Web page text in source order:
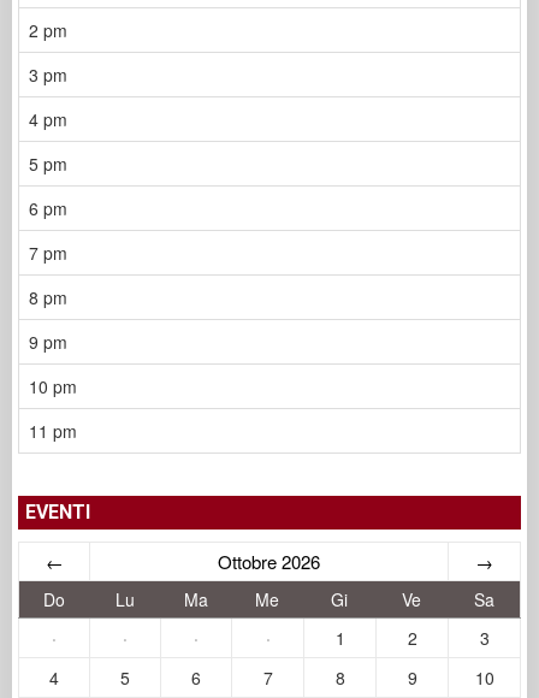
2 pm
3 pm
4 pm
5 pm
6 pm
7 pm
8 pm
9 pm
10 pm
11 pm
EVENTI
← Ottobre 2026 →
Do Lu Ma Me Gi Ve
Sa
·
· · · 1 2
3
4
5 6 7 8 9 10